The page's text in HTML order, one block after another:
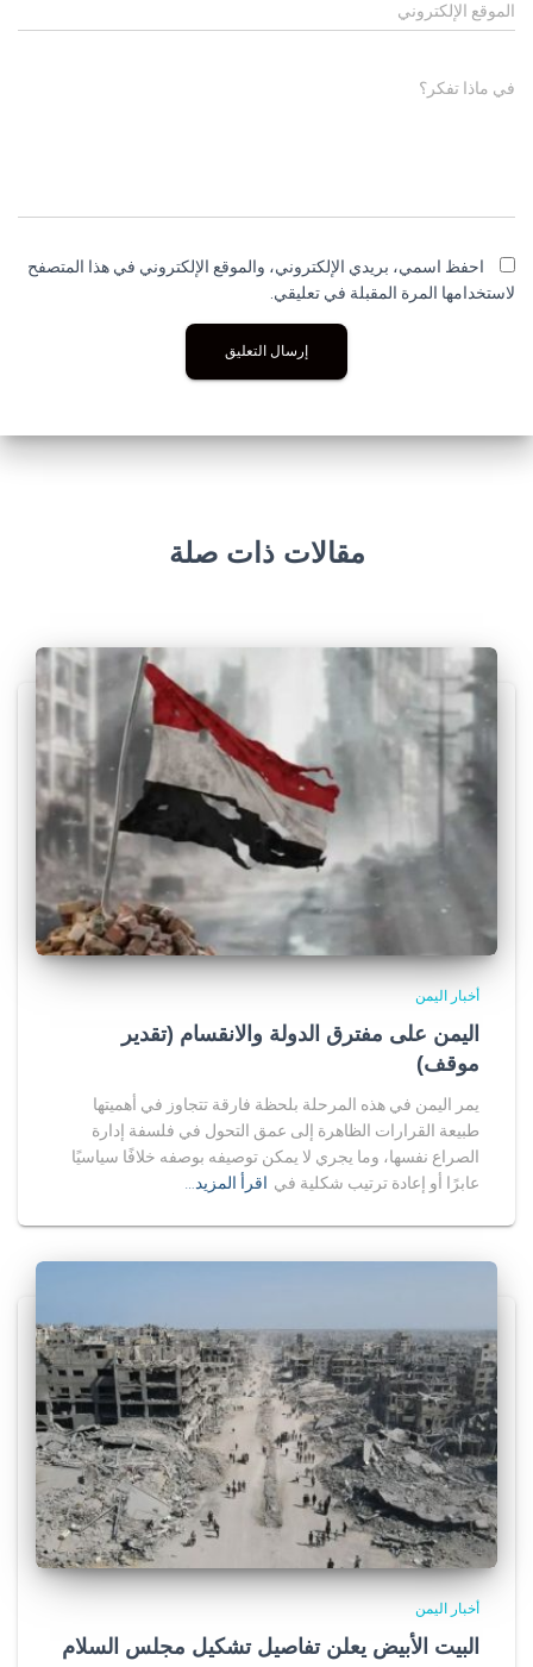
الموقع الإلكتروني
في ماذا تفكر؟
احفظ اسمي، بريدي الإلكتروني، والموقع الإلكتروني في هذا المتصفح
لاستخدامها المرة المقبلة في تعليقي.
مقالات ذات صلة
أخبار اليمن
اليمن على مفترق الدولة والانقسام (تقدير
موقف)
يمر اليمن في هذه المرحلة بلحظة فارقة تتجاوز في أهميتها
طبيعة القرارات الظاهرة إلى عمق التحول في فلسفة إدارة
الصراع نفسها، وما يجري لا يمكن توصيفه بوصفه خلافًا سياسيًا
عابرًا أو إعادة ترتيب شكلية في اقرأ المزيد…
أخبار اليمن
البيت الأبيض يعلن تفاصيل تشكيل مجلس السلام